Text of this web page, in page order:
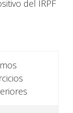
del IRPF